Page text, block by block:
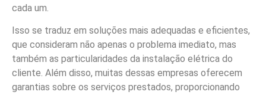
cada um.
Isso se traduz em soluções mais adequadas e eficientes,
que consideram não apenas o problema imediato, mas
também as particularidades da instalação elétrica do
cliente. Além disso, muitas dessas empresas oferecem
garantias sobre os serviços prestados, proporcionando